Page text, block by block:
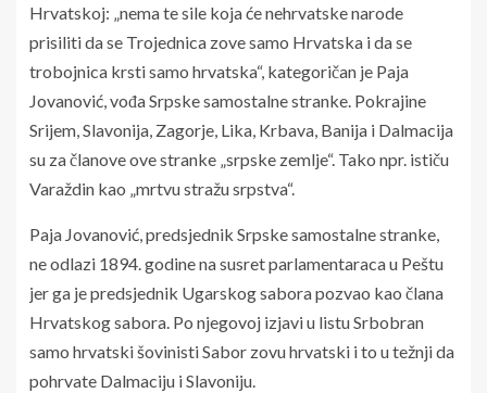
Hrvatskoj: „nema te sile koja će nehrvatske narode
prisiliti da se Trojednica zove samo Hrvatska i da se
trobojnica krsti samo hrvatska“, kategoričan je Paja
Jovanović, vođa Srpske samostalne stranke. Pokrajine
Srijem, Slavonija, Zagorje, Lika, Krbava, Banija i Dalmacija
su za članove ove stranke „srpske zemlje“. Tako npr. ističu
Varaždin kao „mrtvu stražu srpstva“.
Paja Jovanović, predsjednik Srpske samostalne stranke,
ne odlazi 1894. godine na susret parlamentaraca u Peštu
jer ga je predsjednik Ugarskog sabora pozvao kao člana
Hrvatskog sabora. Po njegovoj izjavi u listu Srbobran
samo hrvatski šovinisti Sabor zovu hrvatski i to u težnji da
pohrvate Dalmaciju i Slavoniju.